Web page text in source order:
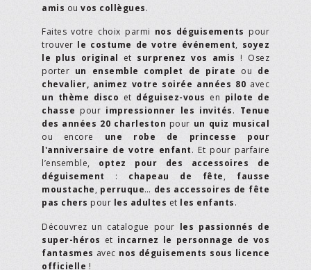
amis ou vos collègues.
Faites votre choix parmi nos déguisements pour
trouver le costume de votre événement, soyez
le plus original et surprenez vos amis ! Osez
porter un ensemble complet de pirate ou de
chevalier, animez votre soirée années 80 avec
un thème disco et déguisez-vous en pilote de
chasse pour impressionner les invités. Tenue
des années 20 charleston pour un quiz musical
ou encore une robe de princesse pour
l'anniversaire de votre enfant. Et pour parfaire
l’ensemble, optez pour des accessoires de
déguisement : chapeau de fête, fausse
moustache, perruque… des accessoires de fête
pas chers pour les adultes et les enfants.
Découvrez un catalogue pour les passionnés de
super-héros et incarnez le personnage de vos
fantasmes avec nos déguisements sous licence
officielle !